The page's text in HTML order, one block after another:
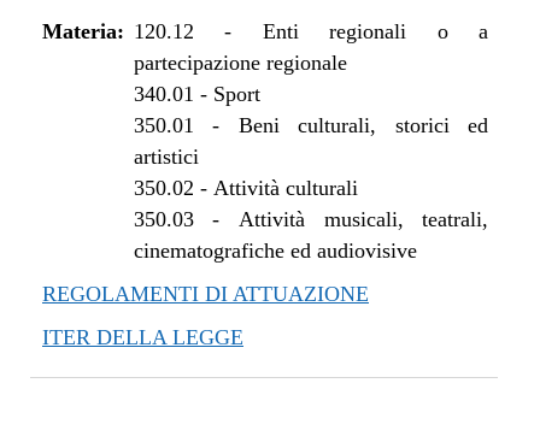
Materia: 120.12 - Enti regionali o a
partecipazione regionale
340.01 - Sport
350.01 - Beni culturali, storici ed
artistici
350.02 - Attività culturali
350.03-Attività musicali, teatrali,
cinematografiche ed audiovisive
REGOLAMENTI DI ATTUAZIONE
ITER DELLA LEGGE